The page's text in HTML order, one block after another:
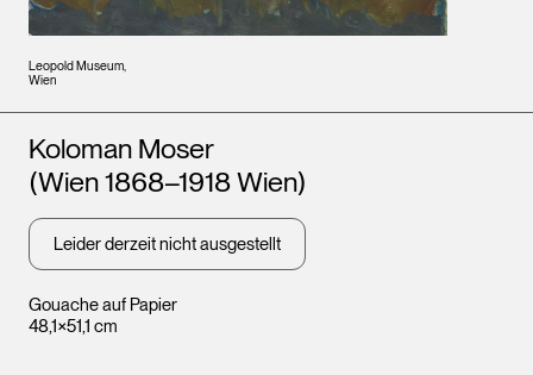
Leopold Museum,
Wien
Gouache auf Papier
48,1×51,1 cm
Künstler*innen
Koloman Moser
(Wien 1868–1918 Wien)
Leider derzeit nicht ausgestellt